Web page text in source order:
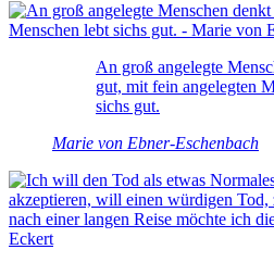
An groß angelegte
gut, mit fein angelegten
sichs gut.
Marie von Ebner-Eschenbach